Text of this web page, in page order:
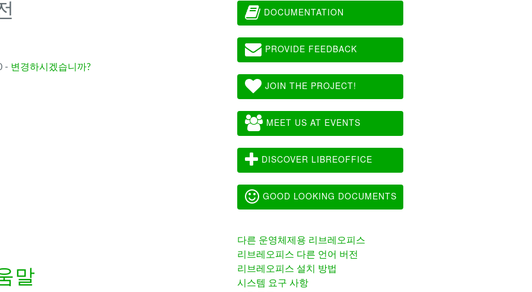
- 변경하시겠습니까?
말
DOCUMENTATION
PROVIDE FEEDBACK
JOIN THE PROJECT!
MEET US AT EVENTS
DISCOVER LIBREOFFICE
GOOD LOOKING DOCUMENTS
다른 운영체제용 리브레오피스
리브레오피스 다른 언어 버전
리브레오피스 설치 방법
시스템 요구 사항